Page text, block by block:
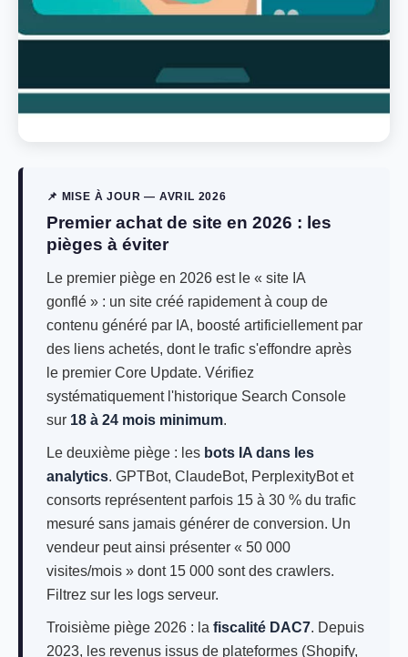
📌 MISE À JOUR — AVRIL 2026
Premier achat de site en 2026 : les
pièges à éviter
Le premier piège en 2026 est le « site IA
gonflé » : un site créé rapidement à coup de
contenu généré par IA, boosté artificiellement par
des liens achetés, dont le trafic s'effondre après
le premier Core Update. Vérifiez
systématiquement l'historique Search Console
sur 18 à 24 mois minimum.
Le deuxième piège : les bots IA dans les
analytics. GPTBot, ClaudeBot, PerplexityBot et
consorts représentent parfois 15 à 30 % du trafic
mesuré sans jamais générer de conversion. Un
vendeur peut ainsi présenter « 50 000
visites/mois » dont 15 000 sont des crawlers.
Filtrez sur les logs serveur.
Troisième piège 2026 : la fiscalité DAC7. Depuis
2023, les revenus issus de plateformes (Shopify,